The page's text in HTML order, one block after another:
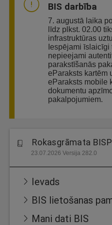
BIS darbība
7. augustā laika
līdz plkst. 02.00
infrastruktūras
Iespējami īslaicīgi
nepieejami
parakstīšanās
eParaksts kartēm
eParaksts mobile
dokumentu
pakalpojumiem.
Rokasgrāmata
23.07.2026 Versija 282.0
Ievads
BIS lietošanas
Mani dati BIS